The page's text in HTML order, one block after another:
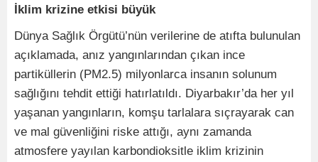
İklim krizine etkisi büyük
Dünya Sağlık Örgütü’nün verilerine de atıfta bulunulan
açıklamada, anız yangınlarından çıkan ince
partiküllerin (PM2.5) milyonlarca insanın solunum
sağlığını tehdit ettiği hatırlatıldı. Diyarbakır’da her yıl
yaşanan yangınların, komşu tarlalara sıçrayarak can
ve mal güvenliğini riske attığı, aynı zamanda
atmosfere yayılan karbondioksitle iklim krizinin